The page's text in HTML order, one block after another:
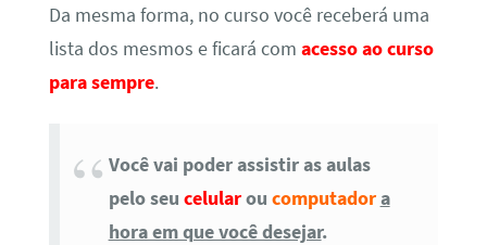
Da mesma forma, no curso você receberá uma
lista dos mesmos e ficará com acesso ao curso
para sempre.
Você vai poder assistir as aulas
pelo seu celularou computador a
hora em que você desejar.